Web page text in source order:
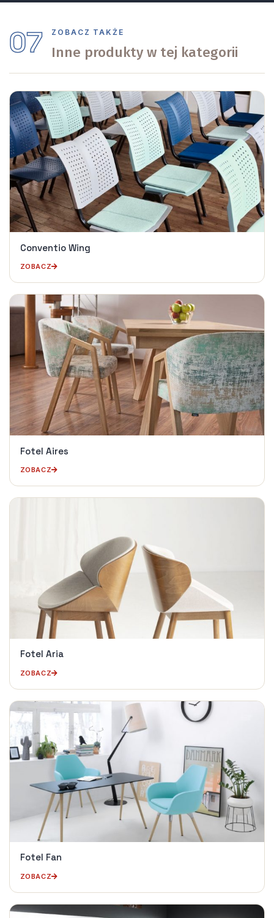
07 ZOBACZ TAKŻE
Inne produkty w tej kategorii
Conventio Wing
ZOBACZ
Fotel Aires
ZOBACZ
Fotel Aria
ZOBACZ
Fotel Fan
ZOBACZ